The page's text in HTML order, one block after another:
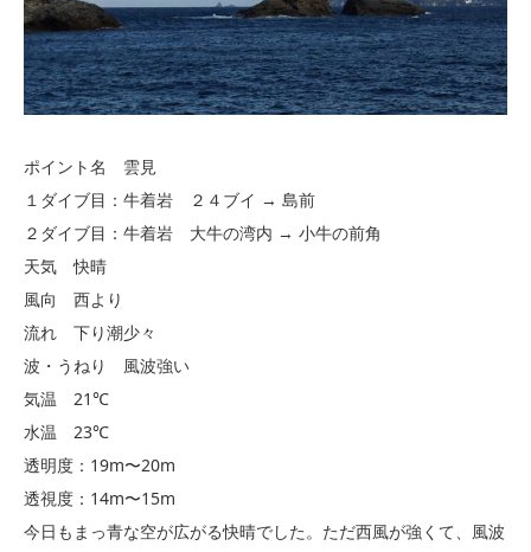
ポイント名 雲見
１ダイブ目：牛着岩 ２４ブイ → 島前
２ダイブ目：牛着岩 大牛の湾内 → 小牛の前角
天気 快晴
風向 西より
流れ 下り潮少々
波・うねり 風波強い
気温 21℃
水温 23℃
透明度：19m〜20m
透視度：14m〜15m
今日もまっ青な空が広がる快晴でした。ただ西風が強くて、風波